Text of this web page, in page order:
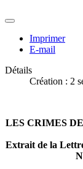
Imprimer
E-mail
Détails
Création : 2
LES CRIMES
Extrait de la